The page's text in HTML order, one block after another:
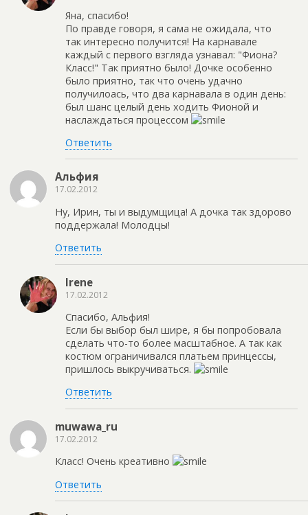
Яна, спасибо!
По правде говоря, я сама не ожидала, что
так интересно получится! На карнавале
каждый с первого взгляда узнавал: "Фиона?
Класс!" Так приятно было! Дочке особенно
было приятно, так что очень удачно
получилоась, что два карнавала в один день:
был шанс целый день ходить Фионой и
наслаждаться процессом
Ответить
Альфия
17.02.2012
Ну, Ирин, ты и выдумщица! А дочка так здорово
поддержала! Молодцы!
Ответить
Irene
17.02.2012
Спасибо, Альфия!
Если бы выбор был шире, я бы попробовала
сделать что-то более масштабное. А так как
костюм ограничивался платьем принцессы,
пришлось выкручиваться.
Ответить
muwawa_ru
17.02.2012
Класс! Очень креативно
Ответить